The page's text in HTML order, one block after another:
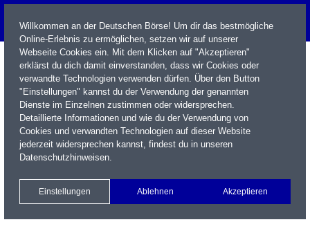
Name / WKN / ISIN / Kürzel
Xetra Realtime
Watchlist Portfolio Login
Willkommen an der Deutschen Börse! Um dir das bestmögliche
Online-Erlebnis zu ermöglichen, setzen wir auf unserer
Webseite Cookies ein. Mit dem Klicken auf "Akzeptieren"
erklärst du dich damit einverstanden, dass wir Cookies oder
verwandte Technologien verwenden dürfen. Über den Button
"Einstellungen" kannst du der Verwendung der genannten
Dienste im Einzelnen zustimmen oder widersprechen.
Detaillierte Informationen und wie du der Verwendung von
Cookies und verwandten Technologien auf dieser Website
jederzeit widersprechen kannst, findest du in unseren
Datenschutzhinweisen.
Einstellungen Ablehnen Akzeptieren